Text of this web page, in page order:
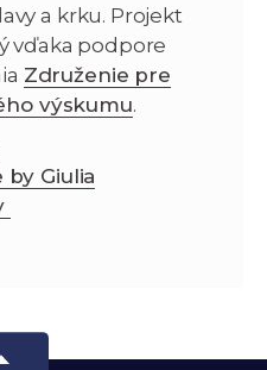
a krku. Projekt
vďaka podpore
Združenie pre
výskumu.
by Giulia